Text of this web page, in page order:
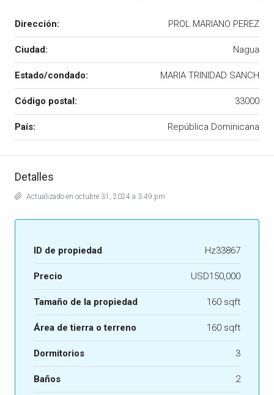
Dirección: PROL MARIANO PEREZ
Ciudad: Nagua
Estado/condado: MARIA TRINIDAD SANCH
Código postal: 33000
País: República Dominicana
Detalles
Actualizado en octubre 31, 2024 a 3:49 pm
ID de propiedad Hz33867
Precio USD150,000
Tamaño de la propiedad 160 sqft
Área de tierra o terreno 160 sqft
Dormitorios 3
Baños 2